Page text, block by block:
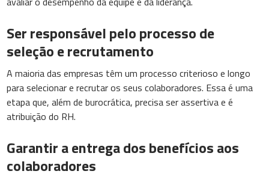
Ser responsável pelo processo de
seleção e recrutamento
A maioria das empresas têm um processo criterioso e longo
para selecionar e recrutar os seus colaboradores. Essa é uma
etapa que, além de burocrática, precisa ser assertiva e é
atribuição do RH.
Garantir a entrega dos benefícios aos
colaboradores